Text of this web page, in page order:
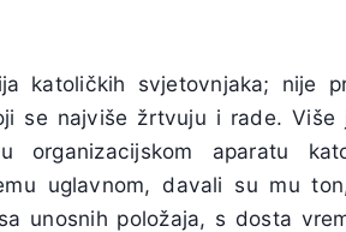
katoličkih svjetovnjaka; nije
se najviše žrtvuju i rade. Više
organizacijskom aparatu
uglavnom, davali su mu
unosnih položaja, s dosta